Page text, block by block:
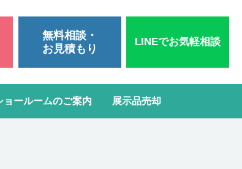
無料相談・
お見積もり
LINEでお気軽相談
ョールームのご案内 展示品売却